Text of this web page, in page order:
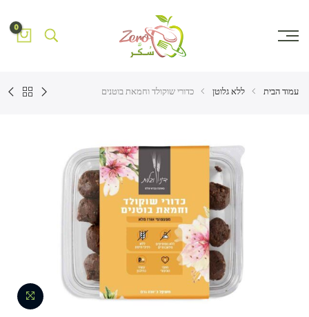
0
עמוד הבית ללא גלוטן כדורי שוקולד וחמאת בוטנים